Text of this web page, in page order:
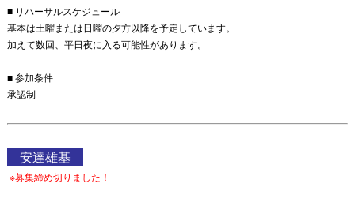
■ リハーサルスケジュール
基本は土曜または日曜の夕方以降を予定しています。
加えて数回、平日夜に入る可能性があります。
■ 参加条件
承認制
安達雄基
※募集締め切りました！